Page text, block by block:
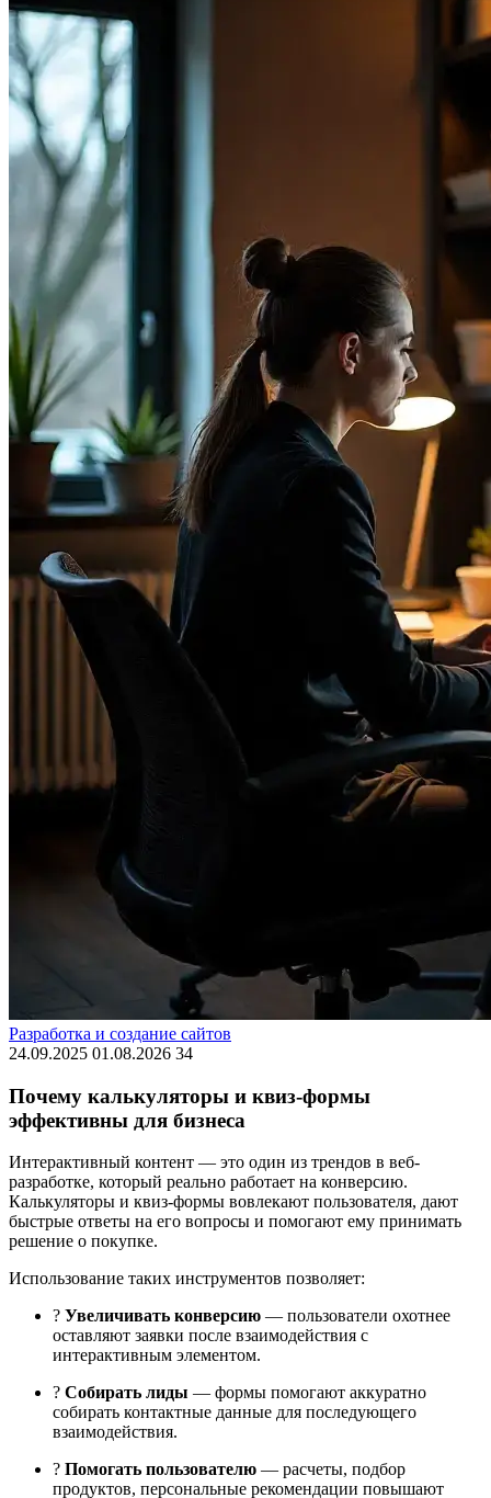
Разработка и создание сайтов
24.09.2025 01.08.2026 34
Почему калькуляторы и квиз-формы
эффективны для бизнеса
Интерактивный контент — это один из трендов в веб-
разработке, который реально работает на конверсию.
Калькуляторы и квиз-формы вовлекают пользователя, дают
быстрые ответы на его вопросы и помогают ему принимать
решение о покупке.
Использование таких инструментов позволяет:
? Увеличивать конверсию — пользователи охотнее
оставляют заявки после взаимодействия с
интерактивным элементом.
? Собирать лиды — формы помогают аккуратно
собирать контактные данные для последующего
взаимодействия.
? Помогать пользователю — расчеты, подбор
продуктов, персональные рекомендации повышают